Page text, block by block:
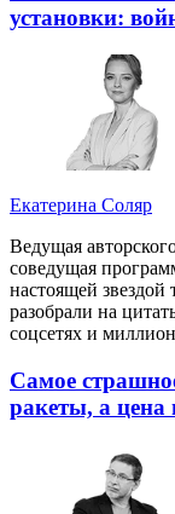
установки:
Екатерина Соляр
Ведущая
соведущая
настоящей звездой
разобрали на
соцсетях и
Самое
ракеты, а